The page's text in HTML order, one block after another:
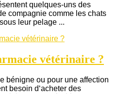
quelques-uns des
compagnie comme les chats
leur pelage ...
vétérinaire ?
bénigne ou pour une affection
besoin d‘acheter des